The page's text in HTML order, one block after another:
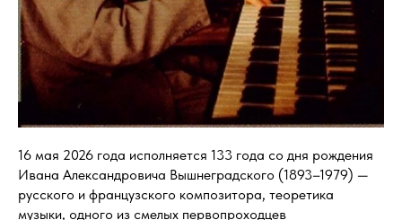
16 мая 2026 года исполняется 133 года со дня рождения
Ивана Александровича Вышнеградского (1893–1979) —
русского и французского композитора, теоретика
музыки, одного из смелых первопроходцев